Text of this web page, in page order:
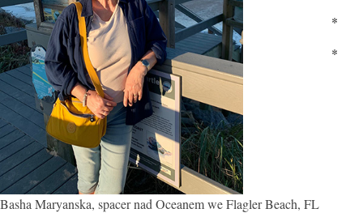
Basha Maryanska, spacer nad Oceanem we Flagler Beach, FL
*
*